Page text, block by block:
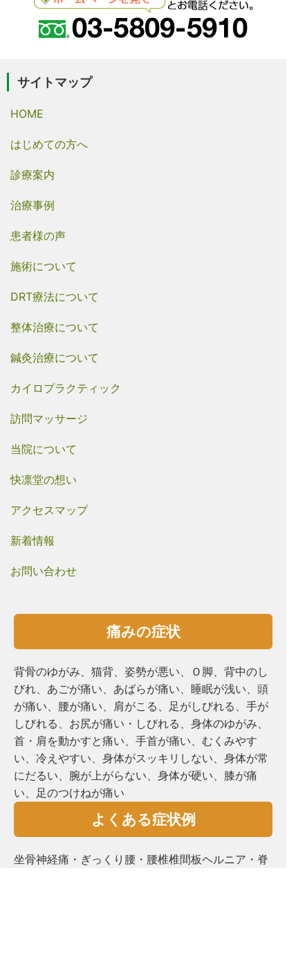
サイトマップ
HOME
はじめての方へ
診療案内
治療事例
患者様の声
施術について
DRT療法について
整体治療について
鍼灸治療について
カイロプラクティック
訪問マッサージ
当院について
快凛堂の想い
アクセスマップ
新着情報
お問い合わせ
痛みの症状
背骨のゆがみ、猫背、姿勢が悪い、Ｏ脚、背中のし
びれ、あごが痛い、あばらが痛い、睡眠が浅い、頭
が痛い、腰が痛い、肩がこる、⾜がしびれる、手が
しびれる、お尻が痛い・しびれる、⾝体のゆがみ、
首・肩を動かすと痛い、手首が痛い、むくみやす
い、冷えやすい、⾝体がスッキリしない、⾝体が常
にだるい、腕が上がらない、⾝体が硬い、膝が痛
い、⾜のつけねが痛い
よくある症状例
坐骨神経痛・ぎっくり腰・腰椎椎間板ヘルニア・脊